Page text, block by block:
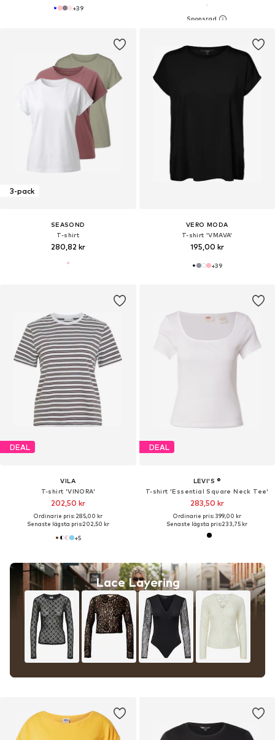
+39
3-pack
SEASOND
T-shirt
280,82 kr
VERO MODA
T-shirt 'VMAVA'
195,00 kr
+39
DEAL
VILA
T-shirt 'VINORA'
202,50 kr
Ordinarie pris: 285,00 kr
Senaste lägsta pris:202,50 kr
+5
Lace Layering
DEAL
LEVI'S ®
T-shirt 'Essential Square Neck Tee'
283,50 kr
Ordinarie pris: 399,00 kr
Senaste lägsta pris:233,75 kr